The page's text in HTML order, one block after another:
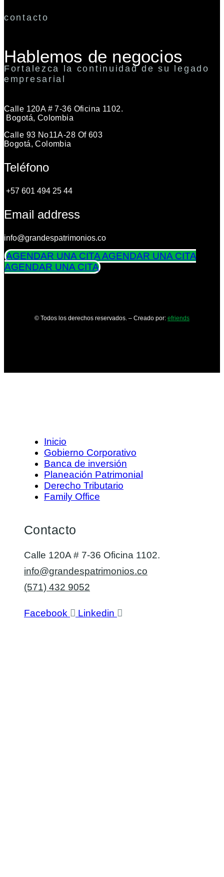
contacto
Hablemos de negocios
Fortalezca la continuidad de su legado
empresarial
Calle 120A # 7-36 Oficina 1102.
Bogotá, Colombia
Calle 93 No11A-28 Of 603
Bogotá, Colombia
Teléfono
+57 601 494 25 44
Email address
info@grandespatrimonios.co
AGENDAR UNA CITAAGENDAR UNA CITA
AGENDAR UNA CITA
© Todos los derechos reservados. – Creado por: efriends
Inicio
Gobierno Corporativo
Banca de inversión
Planeación Patrimonial
Derecho Tributario
Family Office
Contacto
Calle 120A # 7-36 Oficina 1102.
info@grandespatrimonios.co
(571) 432 9052
Facebook Linkedin